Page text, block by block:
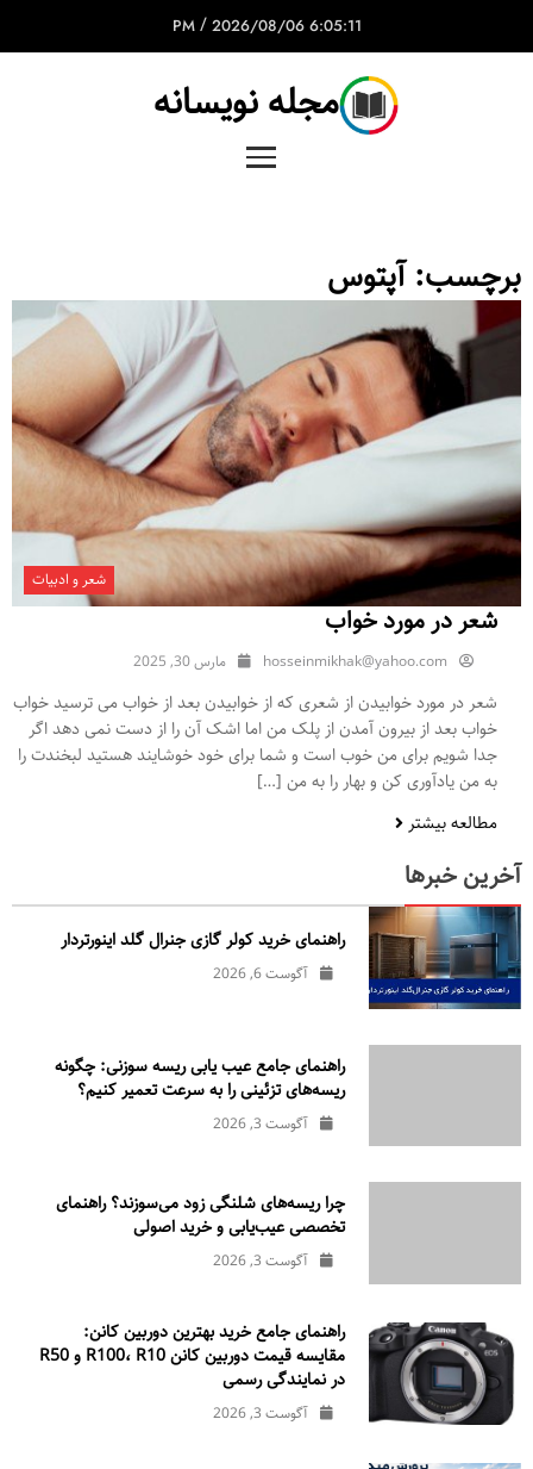
6:05:11 PM
/ 2026/08/06
مجله نویسانه
برچسب:آپتوس
شعر و ادبیات
شعر در مورد خواب
hosseinmikhak@yahoo.com مارس 30, 2025
شعر در مورد خوابیدن از شعری که از خوابیدن بعد از خواب می ترسید خواب
خواب بعد از بیرون آمدن از پلک من اما اشک آن را از دست نمی دهد اگر
جدا شویم برای من خوب است و شما برای خود خوشایند هستید لبخندت را
به من یادآوری کن و بهار را به من […]
مطالعه بیشتر
آخرین خبرها
راهنمای خرید کولر گازی جنرال‌ گلد اینورتر‌دار
آگوست 6, 2026
راهنمای جامع عیب یابی ریسه سوزنی: چگونه
ریسه‌های تزئینی را به سرعت تعمیر کنیم؟
آگوست 3, 2026
چرا ریسه‌های شلنگی زود می‌سوزند؟ راهنمای
تخصصی عیب‌یابی و خرید اصولی
آگوست 3, 2026
راهنمای جامع خرید بهترین دوربین کانن:
مقایسه قیمت دوربین کانن R100، R10 و R50
در نمایندگی رسمی
آگوست 3, 2026